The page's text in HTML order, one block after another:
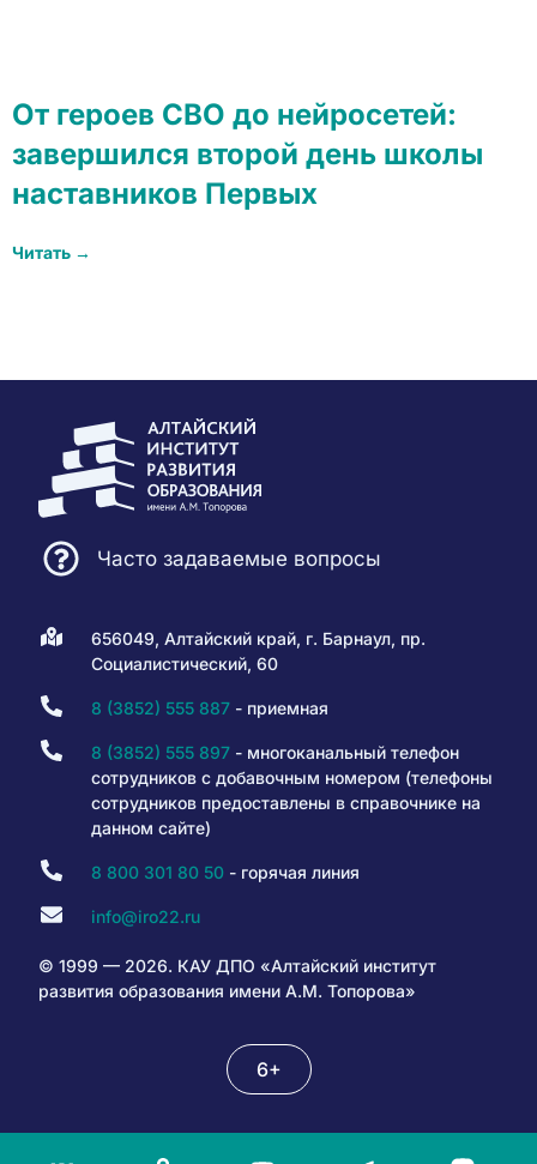
От героев СВО до нейросетей:
завершился второй день школы
наставников Первых
Читать →
Часто задаваемые вопросы
656049, Алтайский край, г. Барнаул, пр.
Социалистический, 60
8 (3852) 555 887- приемная
8 (3852) 555 897- многоканальный телефон
сотрудников с добавочным номером (телефоны
сотрудников предоставлены в справочнике на
данном сайте)
8 800 301 80 50- горячая линия
info@iro22.ru
© 1999 — 2026. КАУ ДПО «Алтайский институт
развития образования имени А.М. Топорова»
6+